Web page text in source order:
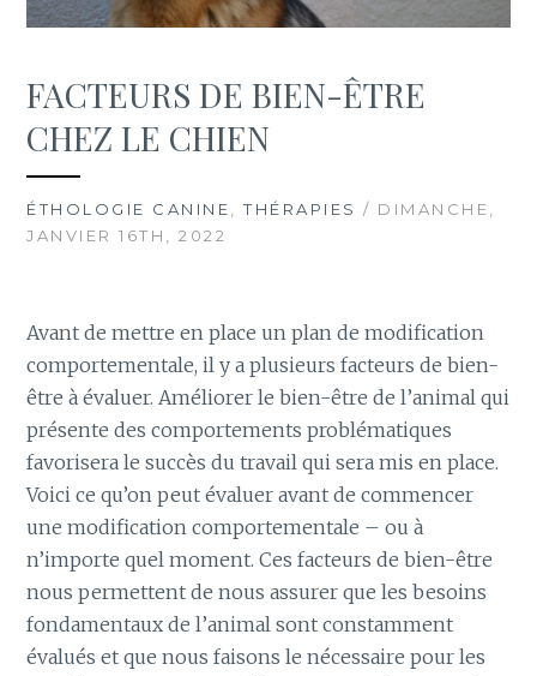
FACTEURS DE BIEN-ÊTRE
CHEZ LE CHIEN
ÉTHOLOGIE CANINE,THÉRAPIES / DIMANCHE,
JANVIER 16TH, 2022
Avant de mettre en place un plan de modification
comportementale, il y a plusieurs facteurs de bien-
être à évaluer. Améliorer le bien-être de l’animal qui
présente des comportements problématiques
favorisera le succès du travail qui sera mis en place.
Voici ce qu’on peut évaluer avant de commencer
une modification comportementale – ou à
n’importe quel moment. Ces facteurs de bien-être
nous permettent de nous assurer que les besoins
fondamentaux de l’animal sont constamment
évalués et que nous faisons le nécessaire pour les